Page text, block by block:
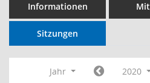
Informationen
Sitzungen
Jahr
2020